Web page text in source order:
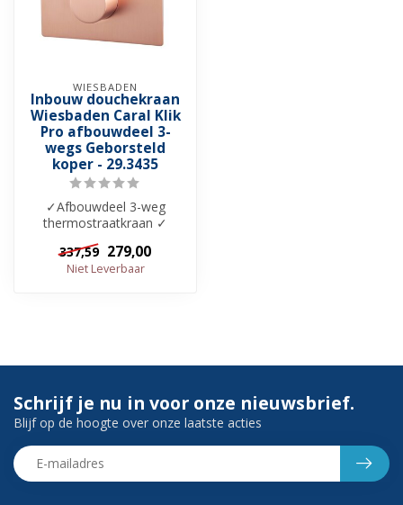
WIESBADEN
Inbouw douchekraan
Wiesbaden Caral Klik
Pro afbouwdeel 3-
wegs Geborsteld
koper - 29.3435
✓Afbouwdeel 3-weg
thermostraatkraan ✓
Beschikbaar in 6 kleuren ✓
Bijhorend inbou...
337,59 279,00
Niet Leverbaar
Schrijf je nu in voor onze nieuwsbrief.
Blijf op de hoogte over onze laatste acties